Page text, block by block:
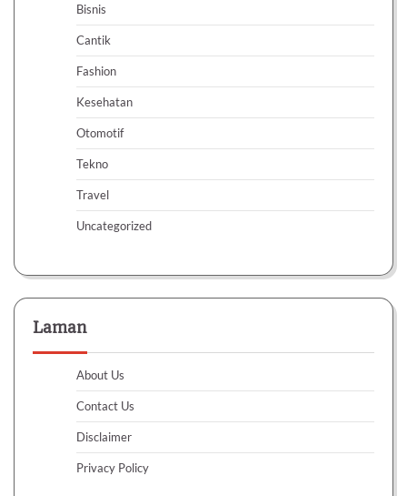
Bisnis
Cantik
Fashion
Kesehatan
Otomotif
Tekno
Travel
Uncategorized
Laman
About Us
Contact Us
Disclaimer
Privacy Policy